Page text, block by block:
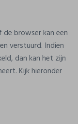
browser kan een
verstuurd. Indien
dan kan het zijn
Kijk hieronder